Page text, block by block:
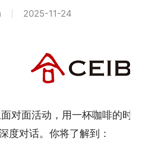
2025-11-24
对面活动，用一杯咖啡的时
度对话。你将了解到：